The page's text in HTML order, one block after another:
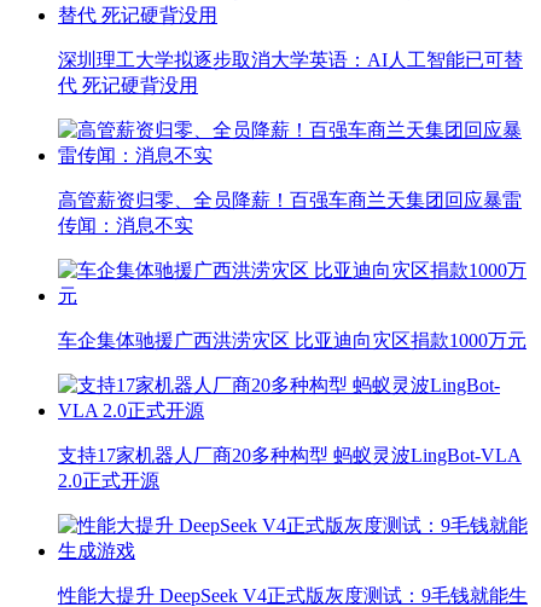
深圳理工大学拟逐步取消大学英语：AI人工智能已可替
代 死记硬背没用
高管薪资归零、全员降薪！百强车商兰天集团回应暴雷
传闻：消息不实
车企集体驰援广西洪涝灾区 比亚迪向灾区捐款1000万元
支持17家机器人厂商20多种构型 蚂蚁灵波LingBot-VLA
2.0正式开源
性能大提升 DeepSeek V4正式版灰度测试：9毛钱就能生